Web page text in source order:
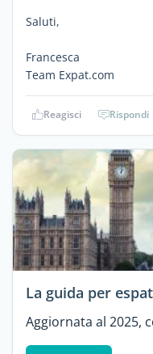
Saluti,
Francesca
Team Expat.com
Reagisci Rispondi
La guida per
Aggiornata al 2025,